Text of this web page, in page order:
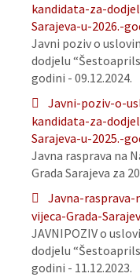
kandidata-za-
Sarajeva-u-2026.-
Javni poziv o
dodjelu
godini - 09.12.2024.
Javni-poziv-o-
kandidata-za-
Sarajeva-u-2025.-
Javna rasprava na
Grada Sarajeva za
Javna-
vijeca-Grada-
JAVNIPOZIV o
dodjelu
godini - 11.12.2023.